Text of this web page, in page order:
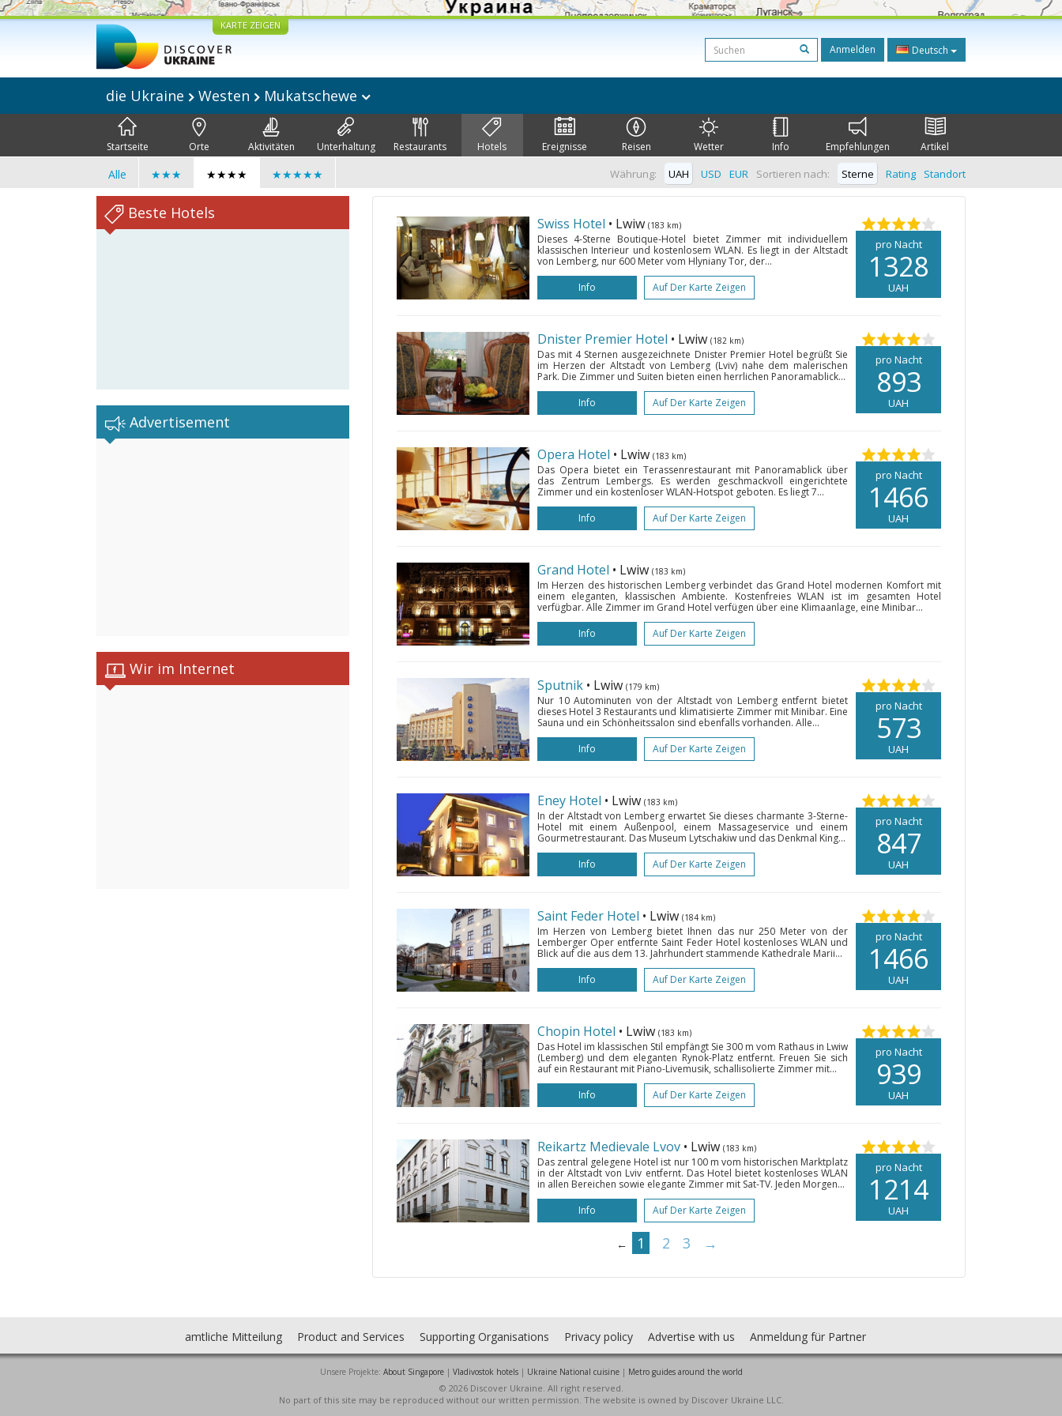
KARTE ZEIGEN
Anmelden Deutsch
die Ukraine Westen Mukatschewe
Startseite Orte Aktivitäten Unterhaltung Restaurants Hotels Ereignisse Reisen Wetter Info Empfehlungen Artikel
Alle ★★★ ★★★★ ★★★★★ Sortieren nach: Sterne Rating Standort
Währung: UAH USD EUR
Beste Hotels
Advertisement
Wir im Internet
pro Nacht
1328
UAH
Swiss Hotel • Lwiw (183 km)
Dieses 4-Sterne Boutique-Hotel bietet Zimmer mit individuellem
klassischen Interieur und kostenlosem WLAN. Es liegt in der Altstadt
von Lemberg, nur 600 Meter vom Hlyniany Tor, der...
Info
Auf Der Karte Zeigen
pro Nacht
893
UAH
Dnister Premier Hotel • Lwiw (182 km)
Das mit 4 Sternen ausgezeichnete Dnister Premier Hotel begrüßt Sie
im Herzen der Altstadt von Lemberg (Lviv) nahe dem malerischen
Park. Die Zimmer und Suiten bieten einen herrlichen Panoramablick...
Info
Auf Der Karte Zeigen
pro Nacht
1466
UAH
Opera Hotel • Lwiw (183 km)
Das Opera bietet ein Terassenrestaurant mit Panoramablick über
das Zentrum Lembergs. Es werden geschmackvoll eingerichtete
Zimmer und ein kostenloser WLAN-Hotspot geboten. Es liegt 7...
Info
Auf Der Karte Zeigen
Grand Hotel • Lwiw (183 km)
Im Herzen des historischen Lemberg verbindet das Grand Hotel modernen Komfort mit
einem eleganten, klassischen Ambiente. Kostenfreies WLAN ist im gesamten Hotel
verfügbar. Alle Zimmer im Grand Hotel verfügen über eine Klimaanlage, eine Minibar...
Info
Auf Der Karte Zeigen
pro Nacht
573
UAH
Sputnik • Lwiw (179 km)
Nur 10 Autominuten von der Altstadt von Lemberg entfernt bietet
dieses Hotel 3 Restaurants und klimatisierte Zimmer mit Minibar. Eine
Sauna und ein Schönheitssalon sind ebenfalls vorhanden. Alle...
Info
Auf Der Karte Zeigen
pro Nacht
847
UAH
Eney Hotel • Lwiw (183 km)
In der Altstadt von Lemberg erwartet Sie dieses charmante 3-Sterne-
Hotel mit einem Außenpool, einem Massageservice und einem
Gourmetrestaurant. Das Museum Lytschakiw und das Denkmal King...
Info
Auf Der Karte Zeigen
pro Nacht
1466
UAH
Saint Feder Hotel • Lwiw (184 km)
Im Herzen von Lemberg bietet Ihnen das nur 250 Meter von der
Lemberger Oper entfernte Saint Feder Hotel kostenloses WLAN und
Blick auf die aus dem 13. Jahrhundert stammende Kathedrale Marii...
Info
Auf Der Karte Zeigen
pro Nacht
939
UAH
Chopin Hotel • Lwiw (183 km)
Das Hotel im klassischen Stil empfängt Sie 300 m vom Rathaus in Lwiw
(Lemberg) und dem eleganten Rynok-Platz entfernt. Freuen Sie sich
auf ein Restaurant mit Piano-Livemusik, schallisolierte Zimmer mit...
Info
Auf Der Karte Zeigen
pro Nacht
1214
UAH
Reikartz Medievale Lvov • Lwiw (183 km)
Das zentral gelegene Hotel ist nur 100 m vom historischen Marktplatz
in der Altstadt von Lviv entfernt. Das Hotel bietet kostenloses WLAN
in allen Bereichen sowie elegante Zimmer mit Sat-TV. Jeden Morgen...
Info
Auf Der Karte Zeigen
← 1 2 3 →
amtliche Mitteilung Product and Services Supporting Organisations Privacy policy Advertise with us Anmeldung für Partner
Unsere Projekte: About Singapore| Vladivostok hotels| Ukraine National cuisine| Metro guides around the world
© 2026 Discover Ukraine. All right reserved.
No part of this site may be reproduced without our written permission. The website is owned by Discover Ukraine LLC.